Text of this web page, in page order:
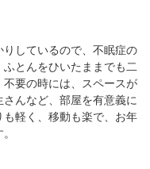
しているので、不眠症の
とんをひいたままでも二
要の時には、スペースが
んなど、部屋を有意義に
軽く、移動も楽で、お年